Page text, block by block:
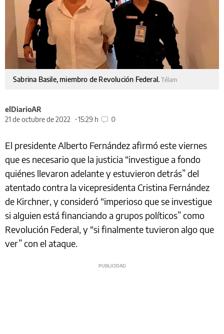
Sabrina Basile, miembro de Revolución Federal.Télam
elDiarioAR
21 de octubre de 2022
15:29 h 0
El presidente Alberto Fernández afirmó este viernes
que es necesario que la justicia “investigue a fondo
quiénes llevaron adelante y estuvieron detrás” del
atentado contra la vicepresidenta Cristina Fernández
de Kirchner, y consideró “imperioso que se investigue
si alguien está financiando a grupos políticos” como
Revolución Federal, y “si finalmente tuvieron algo que
ver” con el ataque.